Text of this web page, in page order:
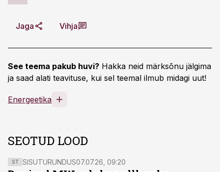
Jaga Vihja
See teema pakub huvi? Hakka neid märksõnu jälgima
ja saad alati teavituse, kui sel teemal ilmub midagi uut!
Energeetika
SEOTUD LOOD
ST SISUTURUNDUS07.07.26, 09:20